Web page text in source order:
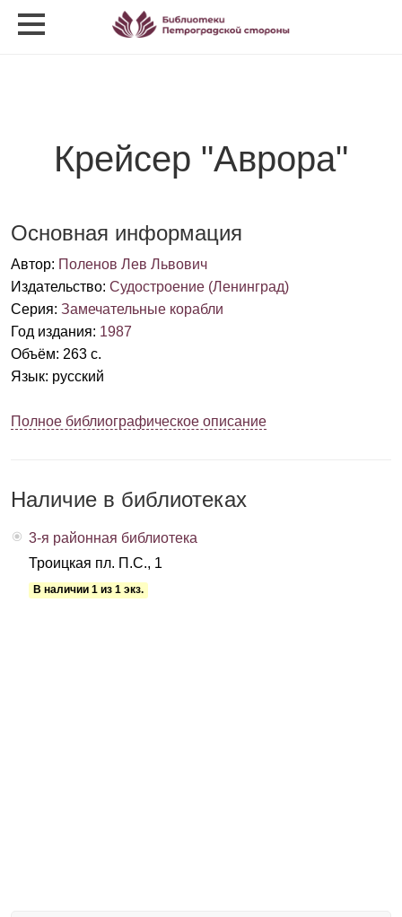
Крейсер "Аврора"
Основная информация
Автор: Поленов Лев Львович
Издательство: Судостроение (Ленинград)
Серия: Замечательные корабли
Год издания: 1987
Объём: 263 c.
Язык: русский
Полное библиографическое описание
Наличие в библиотеках
3-я районная библиотека
Троицкая пл. П.С., 1
В наличии 1 из 1 экз.